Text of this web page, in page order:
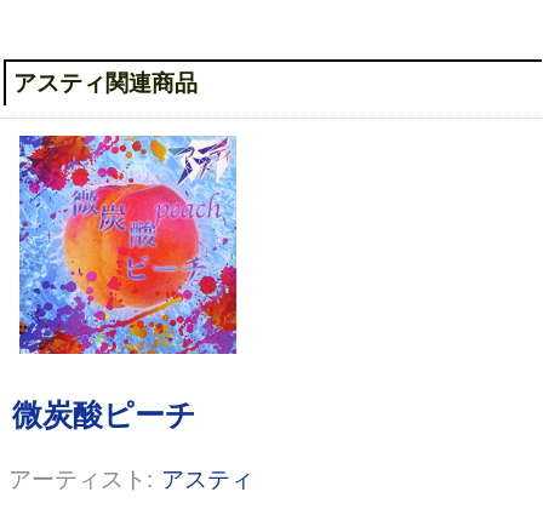
アスティ関連商品
アスティ
もふもふラビット